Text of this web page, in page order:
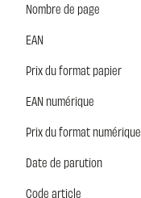
Nombre de page
EAN
Prix du format papier
EAN numérique
Prix du format numérique
Date de parution
Code article